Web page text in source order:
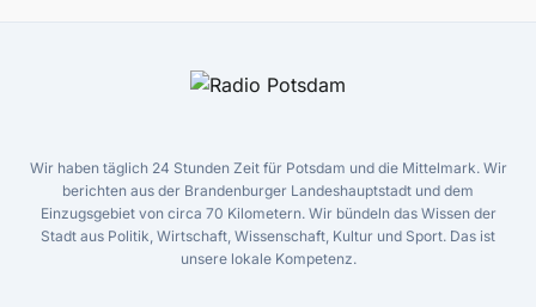
Wir haben täglich 24 Stunden Zeit für Potsdam und die Mittelmark. Wir
berichten aus der Brandenburger Landeshauptstadt und dem
Einzugsgebiet von circa 70 Kilometern. Wir bündeln das Wissen der
Stadt aus Politik, Wirtschaft, Wissenschaft, Kultur und Sport. Das ist
unsere lokale Kompetenz.